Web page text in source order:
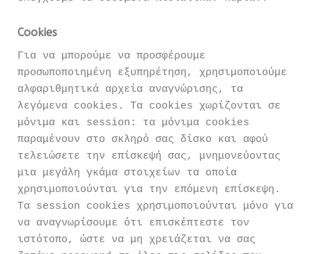
Cookies
Για να μπορούμε να προσφέρουμε
προσωποποιημένη εξυπηρέτηση, χρησιμοποιούμε
αλφαριθμητικά αρχεία αναγνώρισης, τα
λεγόμενα cookies. Τα cookies χωρίζονται σε
μόνιμα και session: τα μόνιμα cookies
παραμένουν στο σκληρό σας δίσκο και αφού
τελειώσετε την επίσκεψή σας, μνημονεύοντας
μια μεγάλη γκάμα στοιχείων τα οποία
χρησιμοποιούνται για την επόμενη επίσκεψη.
Τα session cookies χρησιμοποιούνται μόνο για
να αναγνωρίσουμε ότι επισκέπτεστε τον
ιστότοπο, ώστε να μη χρειάζεται να σας